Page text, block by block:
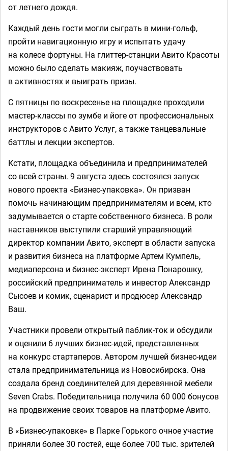
от летнего дождя.
Каждый день гости могли сыграть в мини-гольф,
пройти навигационную игру и испытать удачу
на колесе фортуны. На глиттер-станции Авито Красоты
можно было сделать макияж, поучаствовать
в активностях и выиграть призы.
С пятницы по воскресенье на площадке проходили
мастер-классы по зумбе и йоге от профессиональных
инструкторов с Авито Услуг, а также танцевальные
баттлы и лекции экспертов.
Кстати, площадка объединила и предпринимателей
со всей страны. 9 августа здесь состоялся запуск
нового проекта «Бизнес-упаковка». Он призван
помочь начинающим предпринимателям и всем, кто
задумывается о старте собственного бизнеса. В роли
наставников выступили старший управляющий
директор компании Авито, эксперт в области запуска
и развития бизнеса на платформе Артем Кумпель,
медиаперсона и бизнес-эксперт Ирена Понарошку,
российский предприниматель и инвестор Александр
Сысоев и комик, сценарист и продюсер Александр
Ваш.
Участники провели открытый паблик-ток и обсудили
и оценили 6 лучших бизнес-идей, представленных
на конкурс стартаперов. Автором лучшей бизнес-идеи
стала предпринимательница из Новосибирска. Она
создала бренд соединителей для деревянной мебели
Seven Crabs. Победительница получила 60 000 бонусов
на продвижение своих товаров на платформе Авито.
В «Бизнес-упаковке» в Парке Горького очное участие
приняли более 30 гостей, еще более 700 тыс. зрителей